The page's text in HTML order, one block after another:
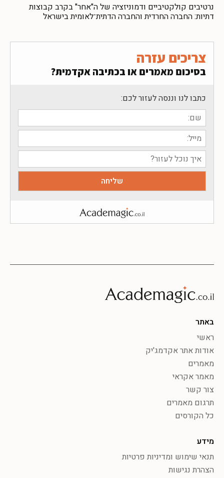
נרטיבים קולקטיביים ודמוניזציה של ה"אחר" בקרב קבוצות
דתיות: החברה החרדית והחברה הדתית־לאומית בישראל
צריכים עזרה
בסיכום מאמרים או בכתיבה אקדמית?
כתבו לנו וננסה לעזור לכם:
באתר
ראשי
אודות אתר אקדמג'יק
מאמרים
מאמר אקראי
צור קשר
תרגום מאמרים
כל הקורסים
מידע
תנאי שימוש ומדיניות פרטיות
הצהרת נגישות